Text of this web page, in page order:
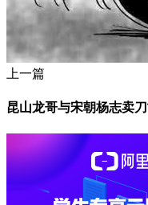
上一篇
昆山龙哥与宋朝杨志卖